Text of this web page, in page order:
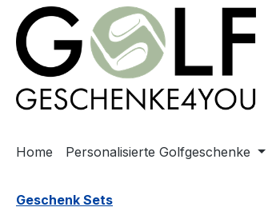
Zur Hauptnavigation springen
Home Personalisierte Golfgeschenke
Geschenk Sets